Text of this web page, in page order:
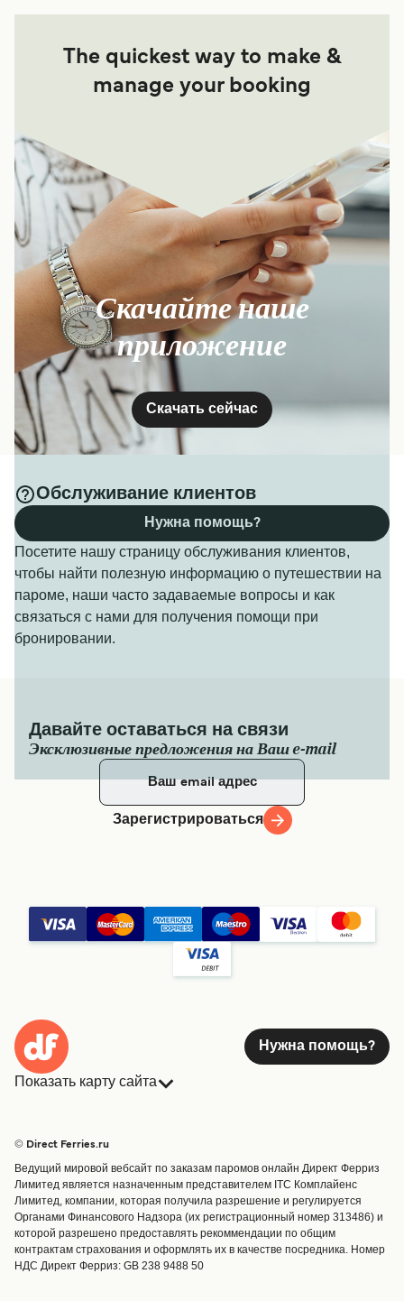
The quickest way to make &
manage your booking
Скачайте наше
приложение
Скачать сейчас
Обслуживание клиентов
Посетите нашу страницу обслуживания клиентов,
чтобы найти полезную информацию о путешествии на
пароме, наши часто задаваемые вопросы и как
связаться с нами для получения помощи при
бронировании.
Нужна помощь?
Давайте оставаться на связи
Эксклюзивные предложения на Ваш e-mail
Зарегистрироваться
Нужна помощь?
Показать карту сайта
Страны
Обслуживание клиентов
Операторы
Маршруты и порты
Special Offers
Предлагает
Паромные билеты
Грузоперевозки
© Direct Ferries.ru
Ведущий мировой вебсайт по заказам паромов онлайн Директ Ферриз
Лимитед является назначенным представителем ITC Комплайенс
Лимитед, компании, которая получила разрешение и регулируется
Органами Финансового Надзора (их регистрационный номер 313486) и
которой разрешено предоставлять рекоммендации по общим
контрактам страхования и оформлять их в качестве посредника. Номер
НДС Директ Ферриз: GB 238 9488 50